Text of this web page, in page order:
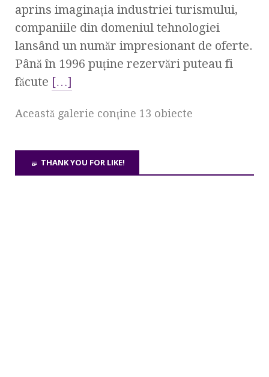
aprins imaginaţia industriei turismului,
companiile din domeniul tehnologiei
lansând un număr impresionant de oferte.
Până în 1996 puţine rezervări puteau fi
făcute […]
Această galerie conţine 13 obiecte
THANK YOU FOR LIKE!